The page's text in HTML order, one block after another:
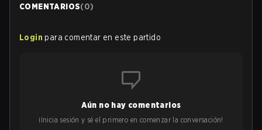
COMENTARIOS(0)
Login para comentar en este partido
Aún no hay comentarios
¡Inicia sesión y sé el primero en comenzar la conversación!